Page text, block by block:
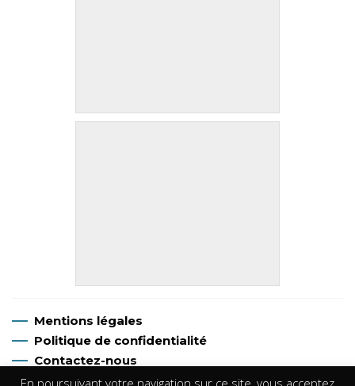
Mentions légales
Politique de confidentialité
Contactez-nous
En poursuivant votre navigation sur ce site, vous acceptez